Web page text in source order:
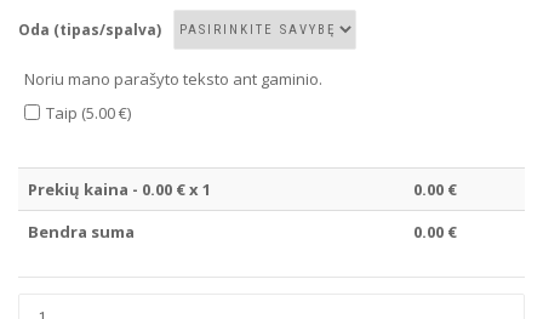
Oda (tipas/spalva)
Noriu mano parašyto teksto ant gaminio.
Taip (5.00 €)
Prekių kaina - 0.00 € x 1 0.00 €
Bendra suma
0.00 €